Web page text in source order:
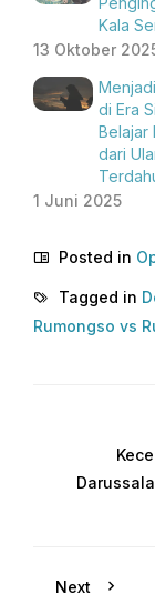
Kala
13 Oktober
di Era
Belajar
dari
1 Juni 2025
Posted in
Tagged in
Rumongso vs
Next